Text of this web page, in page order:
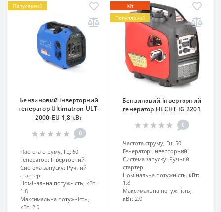
Популярний
Бензиновий інверторний
генератор Ultimatron ULT-
2000-EU 1,8 кВт
0
Частота струму, Гц: 50
Генератор: Інверторний
Система запуску: Ручний
стартер
Номінальна потужність, кВт:
1.8
Максимальна потужність,
кВт: 2.0
Хіт
Популярний
Бензиновий інверторний
генератор HECHT IG 2201
0
Частота струму, Гц: 50
Генератор: Інверторний
Система запуску: Ручний
стартер
Номінальна потужність, кВт:
1.8
Максимальна потужність,
кВт: 2.0